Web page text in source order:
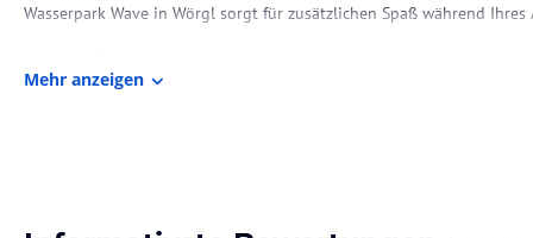
Wasserpark Wave in Wörgl sorgt für zusätzlichen Spaß während Ihres
Im hoteleigenen Restaurant werden internationale und traditionell
Mehr anzeigen